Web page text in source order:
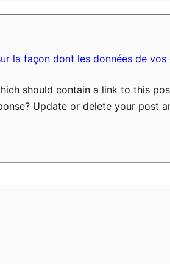
la façon dont les données de
should contain a link to this
Update or delete your post